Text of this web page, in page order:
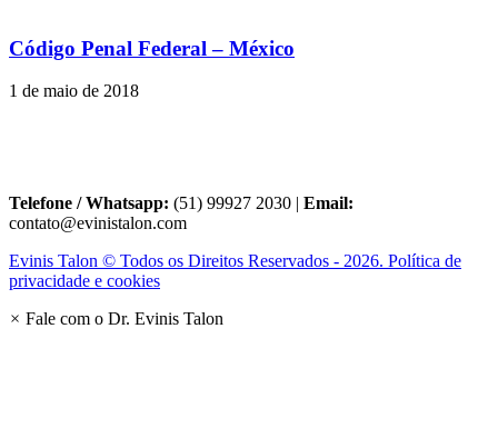
Código Penal Federal – México
1 de maio de 2018
Telefone / Whatsapp: (51) 99927 2030 | Email:
contato@evinistalon.com
Evinis Talon © Todos os Direitos Reservados - 2026. Política de
privacidade e cookies
× Fale com o Dr. Evinis Talon